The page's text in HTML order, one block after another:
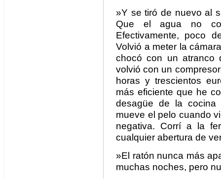
»Y se tiró de nuevo al
Que el agua no
Efectivamente, poco
Volvió a meter la
chocó con un atranco
volvió con un
horas y trescientos
más eficiente que he
desagüe de la
mueve el pelo cuando
negativa. Corrí a la
cualquier abertura de
»El ratón nunca más
muchas noches, pero